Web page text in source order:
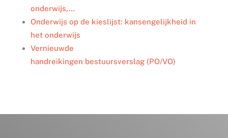
onderwijs,…
Onderwijs op de kieslijst: kansengelijkheid in
het onderwijs
Vernieuwde
handreikingen bestuursverslag (PO/VO)